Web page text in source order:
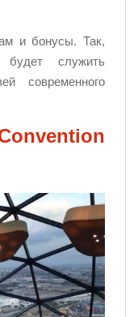
и бонусы. Так,
служить
современного